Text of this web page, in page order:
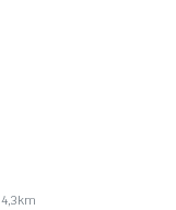
4,3km